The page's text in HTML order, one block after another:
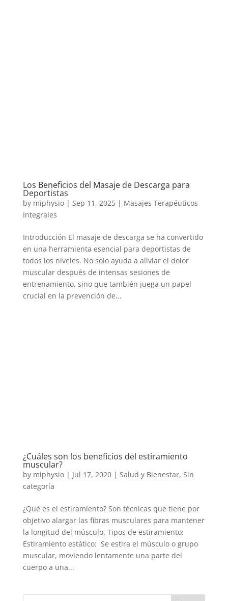
Los Beneficios del Masaje de Descarga para
Deportistas
by miphysio| Sep 11, 2025| Masajes Terapéuticos
Integrales
Introducción El masaje de descarga se ha convertido
en una herramienta esencial para deportistas de
todos los niveles. No solo ayuda a aliviar el dolor
muscular después de intensas sesiones de
entrenamiento, sino que también juega un papel
crucial en la prevención de...
¿Cuáles son los beneficios del estiramiento
muscular?
by miphysio| Jul 17, 2020| Salud y Bienestar, Sin
categoría
¿Qué es el estiramiento? Son técnicas que tiene por
objetivo alargar las fibras musculares para mantener
la longitud del músculo. Tipos de estiramiento:
Estiramiento estático: Se estira el músculo o grupo
muscular, moviendo lentamente una parte del
cuerpo a una...